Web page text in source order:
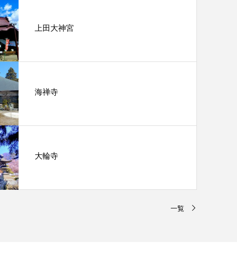
上田大神宮
海禅寺
大輪寺
一覧